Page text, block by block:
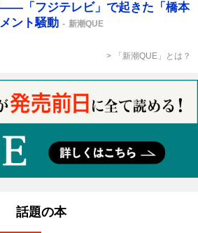
「フジテレビ」で起きた「橋本
ント騒動
新潮QUE
「新潮QUE」とは？
話題の本